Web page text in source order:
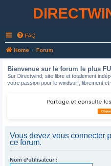
FAQ
Home Forum
Bienvenue sur le forum le plus
Sur Directwind, site libre et totalement
votre passion pour le windsurf, librement et
Vous devez vous connecter
ce forum.
Nom d’utilisateur :